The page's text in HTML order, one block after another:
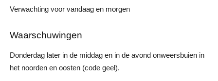
Verwachting voor vandaag en morgen
Waarschuwingen
Donderdag later in de middag en in de avond onweersbuien in
het noorden en oosten (code geel).